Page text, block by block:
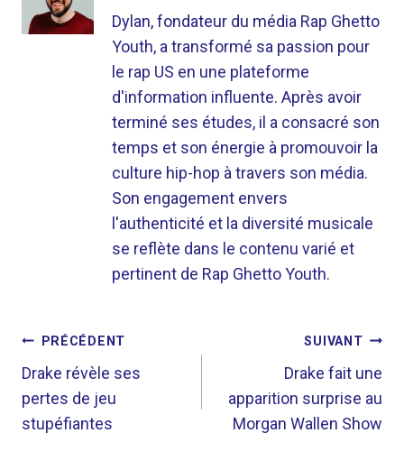
Dylan, fondateur du média Rap Ghetto
Youth, a transformé sa passion pour
le rap US en une plateforme
d'information influente. Après avoir
terminé ses études, il a consacré son
temps et son énergie à promouvoir la
culture hip-hop à travers son média.
Son engagement envers
l'authenticité et la diversité musicale
se reflète dans le contenu varié et
pertinent de Rap Ghetto Youth.
NAVIGATION
DE
L’ARTICLE
PRÉCÉDENT
Drake révèle ses
pertes de jeu
stupéfiantes
SUIVANT
Drake fait une
apparition surprise au
Morgan Wallen Show